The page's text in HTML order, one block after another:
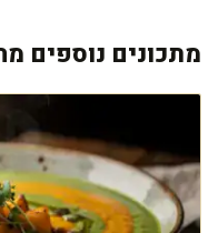
מתכונים נוספים